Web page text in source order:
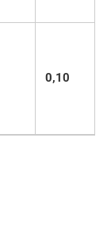
0,10